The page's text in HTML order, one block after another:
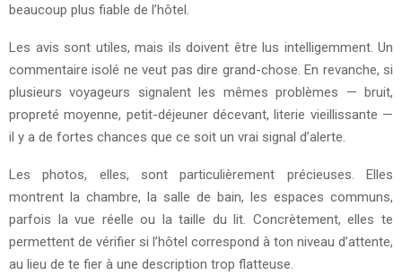
beaucoup plus fiable de l’hôtel.
Les avis sont utiles, mais ils doivent être lus intelligemment. Un
commentaire isolé ne veut pas dire grand-chose. En revanche, si
plusieurs voyageurs signalent les mêmes problèmes — bruit,
propreté moyenne, petit-déjeuner décevant, literie vieillissante —
il y a de fortes chances que ce soit un vrai signal d’alerte.
Les photos, elles, sont particulièrement précieuses. Elles
montrent la chambre, la salle de bain, les espaces communs,
parfois la vue réelle ou la taille du lit. Concrètement, elles te
permettent de vérifier si l’hôtel correspond à ton niveau d’attente,
au lieu de te fier à une description trop flatteuse.